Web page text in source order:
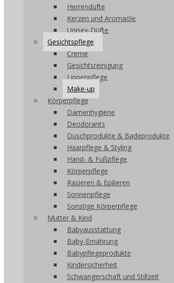
Herrendüfte
Kerzen und Aromaöle
Unisex-Düfte
Gesichtspflege
Creme
Gesichtsreinigung
Lippenpflege
Make-up
Körperpflege
Damenhygiene
Deodorants
Duschprodukte & Badeprodukte
Haarpflege & Styling
Hand- & Fußpflege
Körperpflege
Rasieren & Epilieren
Sonnenpflege
Sonstige Körperpflege
Mutter & Kind
Babyausstattung
Baby-Ernährung
Babypflegeprodukte
Kindersicherheit
Schwangerschaft und Stillzeit